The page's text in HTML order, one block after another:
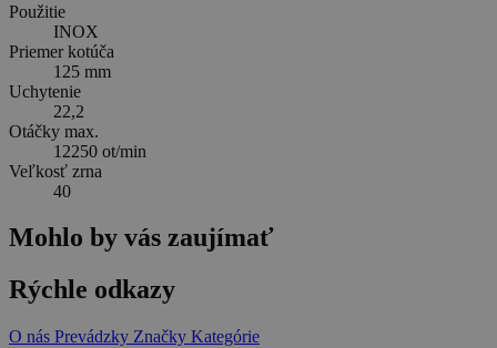
Použitie
INOX
Priemer kotúča
125 mm
Uchytenie
22,2
Otáčky max.
12250 ot/min
Veľkosť zrna
40
Mohlo by vás zaujímať
Rýchle odkazy
O nás Prevádzky Značky Kategórie